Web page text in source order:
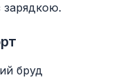
зарядкою.
бруд